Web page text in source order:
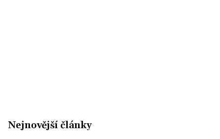
Nejnovější články